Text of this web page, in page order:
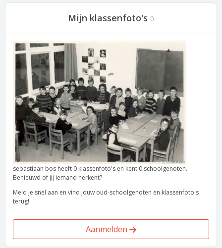
Mijn klassenfoto's 0
sebastiaan bos heeft 0 klassenfoto's en kent 0 schoolgenoten.
Benieuwd of jij iemand herkent?
Meld je snel aan en vind jouw oud-schoolgenoten en klassenfoto's
terug!
Aanmelden